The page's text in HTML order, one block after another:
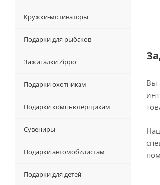
Вы
Кружки-мотиваторы
Подарки для рыбаков
Зажигалки Zippo
Подарки охотникам
Подарки компьютерщикам
Сувениры
Подарки автомобилистам
Подарки для детей